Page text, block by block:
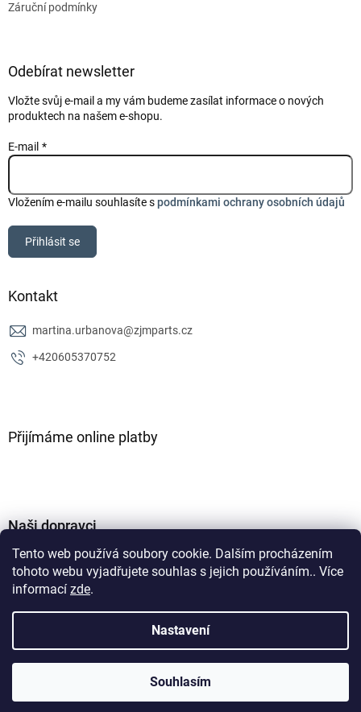
Tento web používá soubory cookie. Dalším procházením
tohoto webu vyjadřujete souhlas s jejich používáním.. Více
informací zde.
Nastavení
Souhlasím
Záruční podmínky
Odebírat newsletter
Vložte svůj e-mail a my vám budeme zasílat informace o nových
produktech na našem e-shopu.
E-mail
Vložením e-mailu souhlasíte spodmínkami ochrany osobních údajů
Přihlásit se
Kontakt
martina.urbanova@zjmparts.cz
+420605370752
Přijímáme online platby
Naši dopravci
Vytvořil Shoptet
ZJM parts s.r.o. Všechna práva vyhrazena.